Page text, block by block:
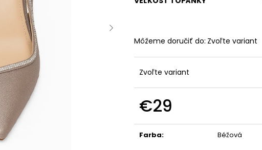
Môžeme doručiť do: Zvoľte variant
Zvoľte variant
€29
cena:
Farba: Béžová